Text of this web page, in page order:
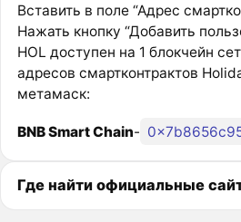
Вставить в поле “Адрес
Нажать кнопку “Добавить
HOL доступен на 1 блокчейн
адресов смартконтрактов
метамаск:
BNB Smart Chain-
Где найти официальные